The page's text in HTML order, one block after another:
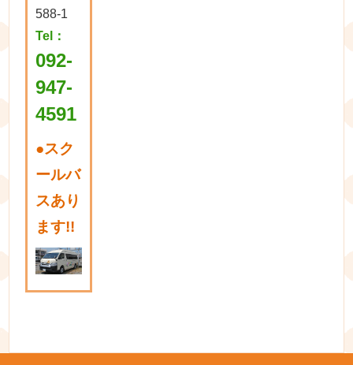
588-1
Tel：
092-
947-
4591
●スク
ールバ
スあり
ます!!